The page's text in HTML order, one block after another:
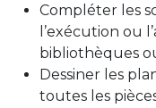
Compléter les
l’exécution ou
bibliothèques
Dessiner les
toutes les